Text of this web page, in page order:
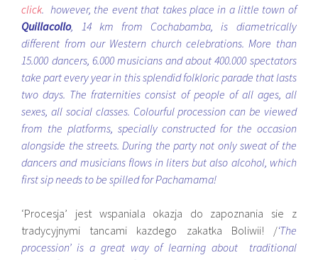
click. however, the event that takes place in a little town of
Quillacollo, 14 km from Cochabamba, is diametrically
different from our Western church celebrations. More than
15.000 dancers, 6.000 musicians and about 400.000 spectators
take part every year in this splendid folkloric parade that lasts
two days. The fraternities consist of people of all ages, all
sexes, all social classes. Colourful procession can be viewed
from the platforms, specially constructed for the occasion
alongside the streets. During the party not only sweat of the
dancers and musicians flows in liters but also alcohol, which
first sip needs to be spilled for Pachamama!
‘Procesja’ jest wspaniala okazja do zapoznania sie z
tradycyjnymi tancami kazdego zakatka Boliwii! /‘The
procession’ is a great way of learning about traditional